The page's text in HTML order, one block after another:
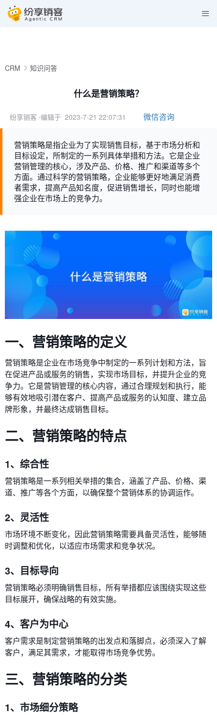
CRM 知识问答
什么是营销策略？
纷享销客 ⋅编辑于 2023-7-21 22:07:31 微信咨询
营销策略是指企业为了实现销售目标，基于市场分析和
目标设定，所制定的一系列具体举措和方法。它是企业
营销管理的核心，涉及产品、价格、推广和渠道等多个
方面。通过科学的营销策略，企业能够更好地满足消费
者需求，提高产品知名度，促进销售增长，同时也能增
强企业在市场上的竞争力。
一、营销策略的定义
营销策略是企业在市场竞争中制定的一系列计划和方法，旨
在促进产品或服务的销售，实现市场目标，并提升企业的竞
争力。它是营销管理的核心内容，通过合理规划和执行，能
够有效地吸引潜在客户、提高产品或服务的认知度、建立品
牌形象，并最终达成销售目标。
二、营销策略的特点
1、综合性
营销策略是一系列相关举措的集合，涵盖了产品、价格、渠
道、推广等各个方面，以确保整个营销体系的协调运作。
2、灵活性
市场环境不断变化，因此营销策略需要具备灵活性，能够随
时调整和优化，以适应市场需求和竞争状况。
3、目标导向
营销策略必须明确销售目标，所有举措都应该围绕实现这些
目标展开，确保战略的有效实施。
4、客户为中心
客户需求是制定营销策略的出发点和落脚点，必须深入了解
客户，满足其需求，才能取得市场竞争优势。
三、营销策略的分类
1、市场细分策略